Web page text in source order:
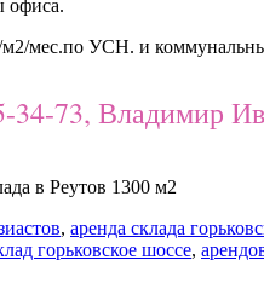
офиса.
м2/мес.по УСН. и
34-73, Владимир
в Реутов 1300 м2
, аренда склада
горьковское шоссе,